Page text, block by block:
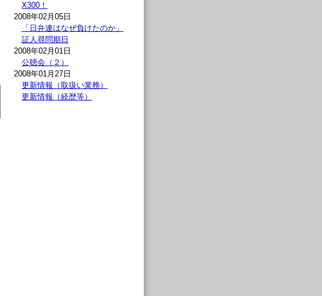
X300！
2008年02月05日
「日弁連はなぜ負けたのか」
証人尋問期日
2008年02月01日
公聴会（２）
2008年01月27日
更新情報（取扱い業務）
更新情報（経歴等）